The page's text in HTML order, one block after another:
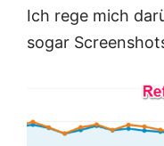
Ich rege mich
sogar